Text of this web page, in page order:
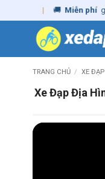
to
Miễn phí giao hàng
TRANG CHỦ / XE ĐẠP
Xe Đạp Địa